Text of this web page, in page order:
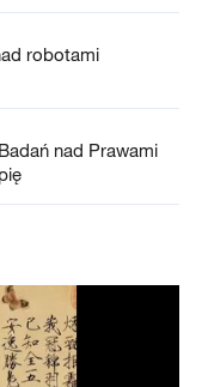
robotami
nad Prawami